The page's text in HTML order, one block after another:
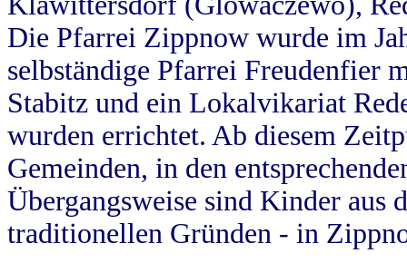
Die Pfarrei Zippnow wurde im
selbständige Pfarrei Freudenfier
Stabitz und ein Lokalvikariat
wurden errichtet. Ab diesem
Gemeinden, in den
Übergangsweise sind Kinder aus
traditionellen Gründen - in